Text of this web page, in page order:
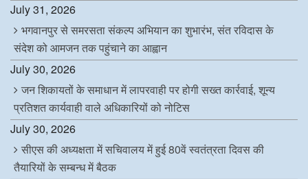
July 31, 2026
भगवानपुर से समरसता संकल्प अभियान का शुभारंभ, संत रविदास के
संदेश को आमजन तक पहुंचाने का आह्वान
July 30, 2026
जन शिकायतों के समाधान में लापरवाही पर होगी सख्त कार्रवाई, शून्य
प्रतिशत कार्यवाही वाले अधिकारियों को नोटिस
July 30, 2026
सीएस की अध्यक्षता में सचिवालय में हुई 80वें स्वतंत्रता दिवस की
तैयारियों के सम्बन्ध में बैठक